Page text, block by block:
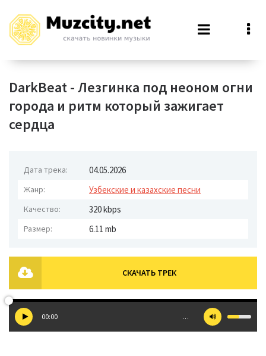
DarkBeat - Лезгинка под неоном огни
города и ритм который зажигает
сердца
Дата трека: 04.05.2026
Жанр: Узбекские и казахские песни
Качество: 320 kbps
Размер: 6.11 mb
СКАЧАТЬ ТРЕК
00:00 …